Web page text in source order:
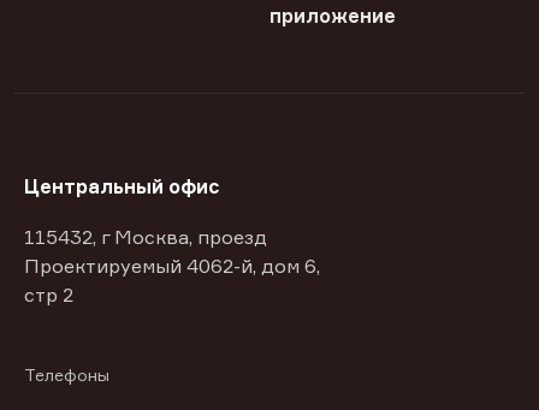
приложение
Центральный офис
115432, г Москва, проезд
Проектируемый 4062-й, дом 6,
стр 2
Телефоны